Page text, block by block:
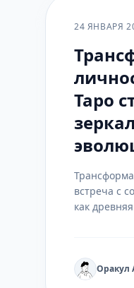
24 ЯНВАРЯ
Таро
встреча с
как
Оракул